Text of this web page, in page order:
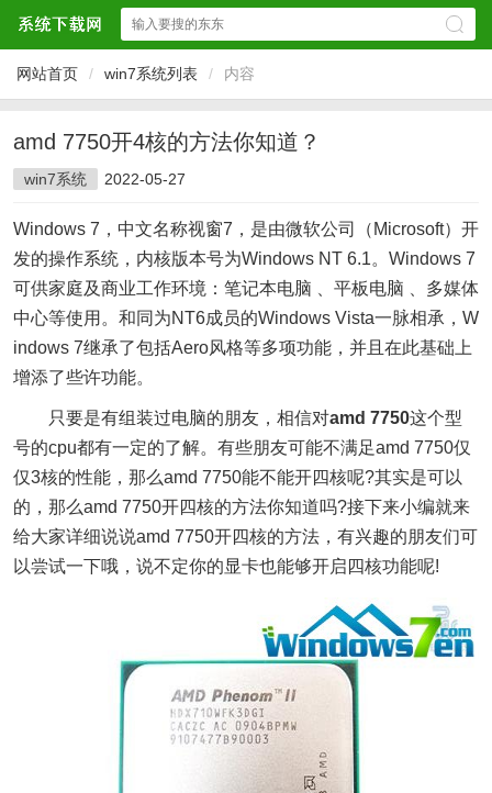
网站首页 / win7系统列表 / 内容
amd 7750开4核的方法你知道？
win7系统 2022-05-27
Windows 7，中文名称视窗7，是由微软公司（Microsoft）开
发的操作系统，内核版本号为Windows NT 6.1。Windows 7
可供家庭及商业工作环境：笔记本电脑 、平板电脑 、多媒体
中心等使用。和同为NT6成员的Windows Vista一脉相承，W
indows 7继承了包括Aero风格等多项功能，并且在此基础上
增添了些许功能。
只要是有组装过电脑的朋友，相信对amd 7750这个型
号的cpu都有一定的了解。有些朋友可能不满足amd 7750仅
仅3核的性能，那么amd 7750能不能开四核呢?其实是可以
的，那么amd 7750开四核的方法你知道吗?接下来小编就来
给大家详细说说amd 7750开四核的方法，有兴趣的朋友们可
以尝试一下哦，说不定你的显卡也能够开启四核功能呢!